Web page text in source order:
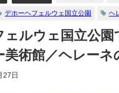
デホーヘフェルウェ国立公園 ヘ
ェルウェ国立公
術館／ヘレーネ
27日